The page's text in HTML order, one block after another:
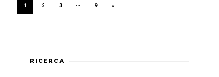
1 2 3 ··· 9 »
RICERCA